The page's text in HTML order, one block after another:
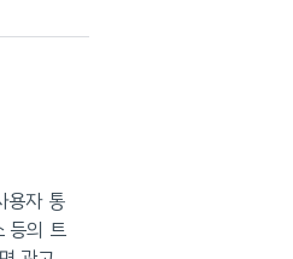
용자 통
등의 트